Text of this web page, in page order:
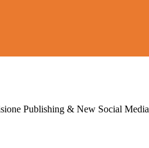
Publishing & New Social Media